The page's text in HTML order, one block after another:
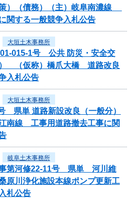
）（債務）（主）岐阜南濃線
関する一般競争入札公告
大垣土木事務所
015-1号 公共 防災・安全交
（仮称）橋爪大橋 道路改良
入札公告
大垣土木事務所
県単 道路新設改良（一般分）
南線 工事用道路撤去工事に関
岐阜土木事務所
事第河修22-11号 県単 河川維
原川浄化施設本線ポンプ更新工
札公告